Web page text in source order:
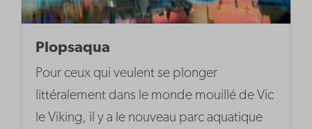
Plopsaqua
Pour ceux qui veulent se plonger
littéralement dans le monde mouillé de Vic
le Viking, il y a le nouveau parc aquatique